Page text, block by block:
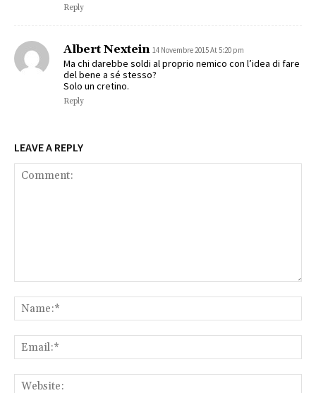
Reply
Albert Nextein 14 Novembre 2015 At 5:20 pm
Ma chi darebbe soldi al proprio nemico con l’idea di fare
del bene a sé stesso?
Solo un cretino.
Reply
LEAVE A REPLY